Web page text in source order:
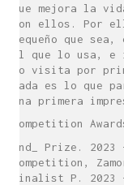
que mejora la
con ellos. Por
pequeño que
al que lo usa, e
lo visita por
nada es lo que
una primera
Competition
2nd_ Prize.
Competition,
Finalist P. 2023